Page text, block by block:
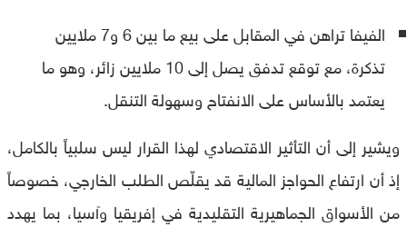
الفيفا تراهن في المقابل على بيع ما بين 6 و7 ملايين
تذكرة، مع توقع تدفق يصل إلى 10 ملايين زائر، وهو ما
يعتمد بالأساس على الانفتاح وسهولة التنقل.
ويشير إلى أن التأثير الاقتصادي لهذا القرار ليس سلبياً بالكامل،
إذ أن ارتفاع الحواجز المالية قد يقلّص الطلب الخارجي، خصوصاً
من الأسواق الجماهيرية التقليدية في إفريقيا وآسيا، بما يهدد